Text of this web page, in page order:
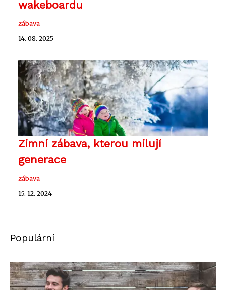
wakeboardu
zábava
14. 08. 2025
Zimní zábava, kterou milují
generace
zábava
15. 12. 2024
Populární